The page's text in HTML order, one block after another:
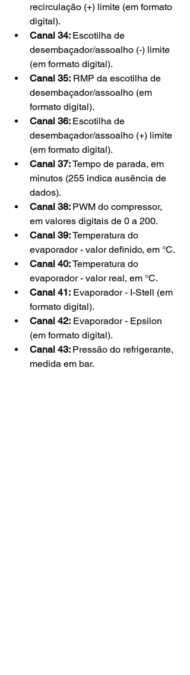
recirculação (+) limite (em formato
digital).
Canal 34: Escotilha de
desembaçador/assoalho (-) limite
(em formato digital).
Canal 35: RMP da escotilha de
desembaçador/assoalho (em
formato digital).
Canal 36: Escotilha de
desembaçador/assoalho (+) limite
(em formato digital).
Canal 37: Tempo de parada, em
minutos (255 indica ausência de
dados).
Canal 38: PWM do compressor,
em valores digitais de 0 a 200.
Canal 39: Temperatura do
evaporador - valor definido, em °C.
Canal 40: Temperatura do
evaporador - valor real, em °C.
Canal 41: Evaporador - I-Stell (em
formato digital).
Canal 42: Evaporador - Epsilon
(em formato digital).
Canal 43: Pressão do refrigerante,
medida em bar.